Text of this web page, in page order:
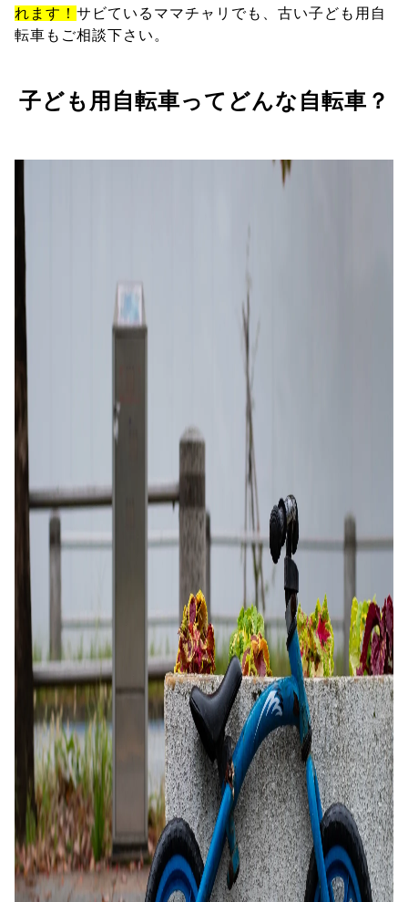
れます！ サビているママチャリでも、古い子ども用自
転車もご相談下さい。
子ども用自転車ってどんな自転車？